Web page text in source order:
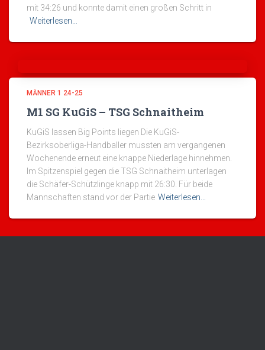
mit 34:26 und konnte damit einen großen Schritt in
Weiterlesen…
MÄNNER 1 24-25
M1 SG KuGiS – TSG Schnaitheim
KuGiS lassen Big Points liegen Die KuGiS-
Bezirksoberliga-Handballer mussten am vergangenen
Wochenende erneut eine knappe Niederlage hinnehmen.
Im Spitzenspiel gegen die TSG Schnaitheim unterlagen
die Schäfer-Schützlinge knapp mit 26:30. Für beide
Mannschaften stand vor der Partie Weiterlesen…